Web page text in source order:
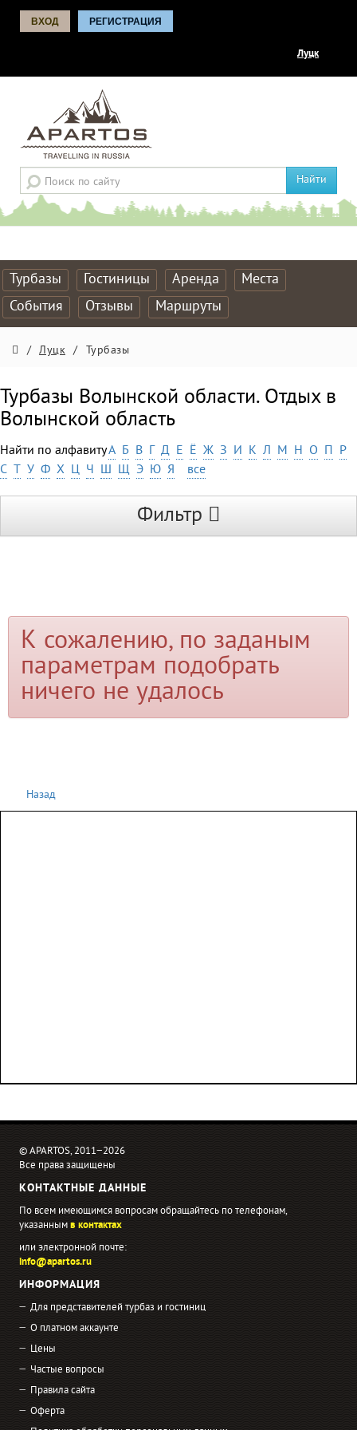
ВХОД РЕГИСТРАЦИЯ
Луцк
Найти
Турбазы Гостиницы Аренда
Места
События
Отзывы Маршруты
/ Луцк / Турбазы
Турбазы Волынской области. Отдых в
Волынской область
Найти по алфавитуА Б В Г Д Е Ё Ж З И К Л М Н О П Р
С Т У Ф Х Ц Ч Ш Щ Э Ю Я все
Фильтр
К сожалению, по заданым
параметрам подобрать
ничего не удалось
Назад
© APARTOS, 2011−2026
Все права защищены
КОНТАКТНЫЕ ДАННЫЕ
По всем имеющимся вопросам обращайтесь по телефонам,
указаннымв контактах
или электронной почте:
info@apartos.ru
ИНФОРМАЦИЯ
Для представителей турбаз и гостиниц
О платном аккаунте
Цены
Частые вопросы
Правила сайта
Оферта